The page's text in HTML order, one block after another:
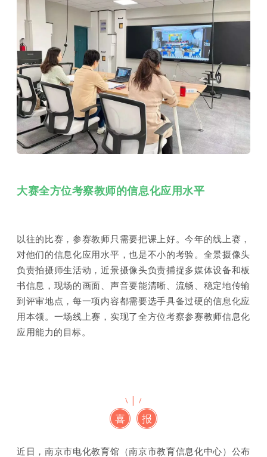
大赛全方位考察教师的信息化应用水平
以往的比赛，参赛教师只需要把课上好。今年的线上赛，
对他们的信息化应用水平，也是不小的考验。全景摄像头
负责拍摄师生活动，近景摄像头负责捕捉多媒体设备和板
书信息，现场的画面、声音要能清晰、流畅、稳定地传输
到评审地点，每一项内容都需要选手具备过硬的信息化应
用本领。一场线上赛，实现了全方位考察参赛教师信息化
应用能力的目标。
\|/
喜 报
近日，南京市电化教育馆（南京市教育信息化中心）公布